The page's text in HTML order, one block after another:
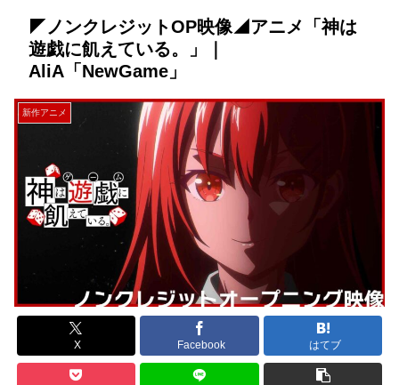
◤ノンクレジットOP映像◢アニメ「神は
遊戯に飢えている。」｜
AliA「NewGame」
新作アニメ
X Facebook はてブ